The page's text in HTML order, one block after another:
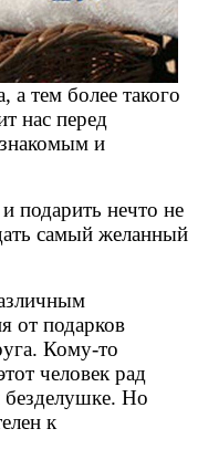
тем более такого
нас перед
и
подарить нечто не
самый желанный
от подарков
Кому-то
человек рад
Но
к